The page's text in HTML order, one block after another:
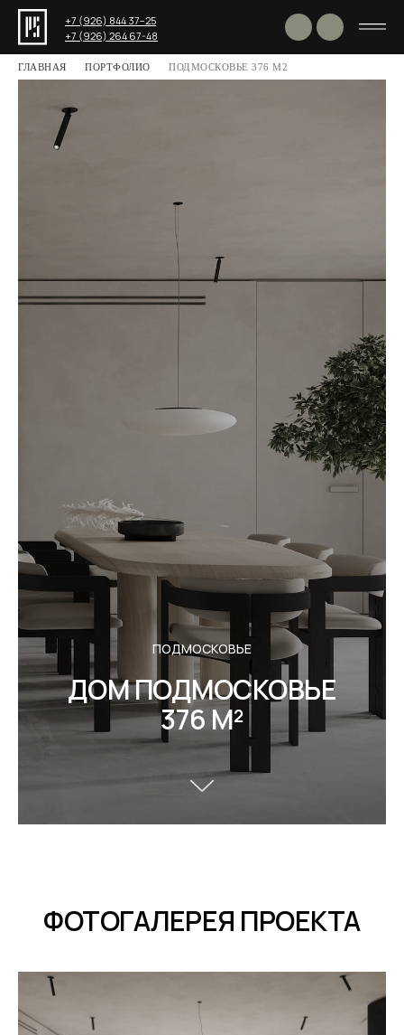
+7 (926) 844 37−25
+7 (926) 264 67-48
Поделиться
ГЛАВНАЯ ПОРТФОЛИО ПОДМОСКОВЬЕ 376 М2
ПОДМОСКОВЬЕ
ДОМ ПОДМОСКОВЬЕ
376 М²
ФОТОГАЛЕРЕЯ ПРОЕКТА